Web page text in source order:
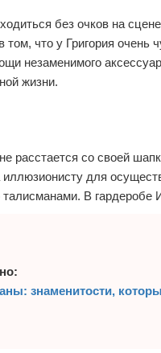
без очков на
что у Григория очень
незаменимого
жизни.
расстается со своей
для
В
знаменитости,